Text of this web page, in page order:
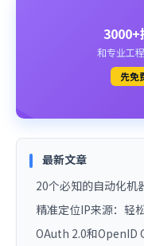
3000+
和专业工
先免
最新文章
20个必知的自动化机
精准定位IP来源：轻
OAuth 2.0和OpenID